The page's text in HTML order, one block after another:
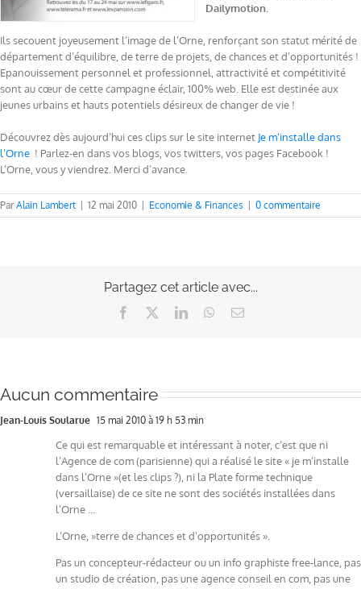
Dailymotion.
Ils secouent joyeusement l’image de l’Orne, renforçant son statut mérité de
département d’équilibre, de terre de projets, de chances et d’opportunités !
Epanouissement personnel et professionnel, attractivité et compétitivité
sont au cœur de cette campagne éclair, 100% web. Elle est destinée aux
jeunes urbains et hauts potentiels désireux de changer de vie !
Découvrez dès aujourd’hui ces clips sur le site internet Je m’installe dans
l’Orne ! Parlez-en dans vos blogs, vos twitters, vos pages Facebook !
L’Orne, vous y viendrez. Merci d’avance.
ParAlain Lambert 12 mai 2010 Economie & Finances 0 commentaire
Partagez cet article avec...
Facebook LinkedInWhatsApp
Email
Aucun commentaire
Jean-Louis Soularue 15 mai 2010 à 19 h 53 min
Ce qui est remarquable et intéressant à noter, c’est que ni
l’Agence de com (parisienne) qui a réalisé le site « je m’installe
dans l’Orne »(et les clips ?), ni la Plate forme technique
(versaillaise) de ce site ne sont des sociétés installées dans
l’Orne …
L’Orne, »terre de chances et d’opportunités ».
Pas un concepteur-rédacteur ou un info graphiste free-lance, pas
un studio de création, pas une agence conseil en com, pas une